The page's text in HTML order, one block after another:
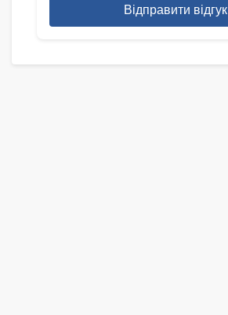
Відправити відгук